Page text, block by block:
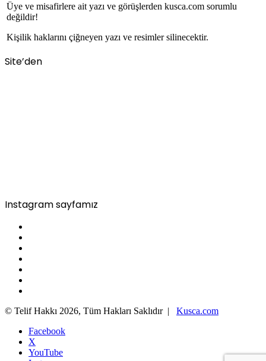
Üye ve misafirlere ait yazı ve görüşlerden kusca.com sorumlu
değildir!
Kişilik haklarını çiğneyen yazı ve resimler silinecektir.
Site’den
Instagram sayfamız
© Telif Hakkı 2026, Tüm Hakları Saklıdır | Kusca.com
Facebook
X
YouTube